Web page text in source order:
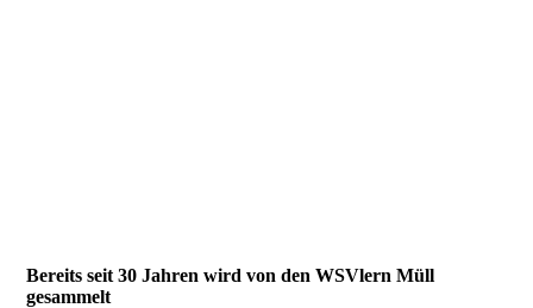
Bereits seit 30 Jahren wird von den WSVlern Müll
gesammelt